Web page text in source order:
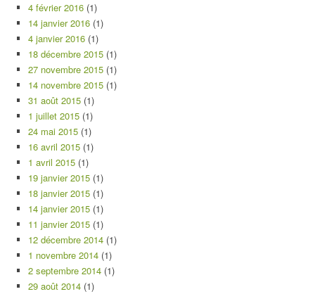
4 février 2016 (1)
14 janvier 2016 (1)
4 janvier 2016 (1)
18 décembre 2015 (1)
27 novembre 2015 (1)
14 novembre 2015 (1)
31 août 2015 (1)
1 juillet 2015 (1)
24 mai 2015 (1)
16 avril 2015 (1)
1 avril 2015 (1)
19 janvier 2015 (1)
18 janvier 2015 (1)
14 janvier 2015 (1)
11 janvier 2015 (1)
12 décembre 2014 (1)
1 novembre 2014 (1)
2 septembre 2014 (1)
29 août 2014 (1)